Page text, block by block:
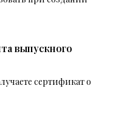
выпускного
сертификат о